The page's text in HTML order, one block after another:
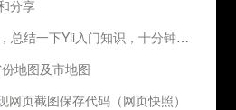
分享
结一下Yii入门知识，十分钟入门Yii
地图及市地图
页截图保存代码（网页快照）